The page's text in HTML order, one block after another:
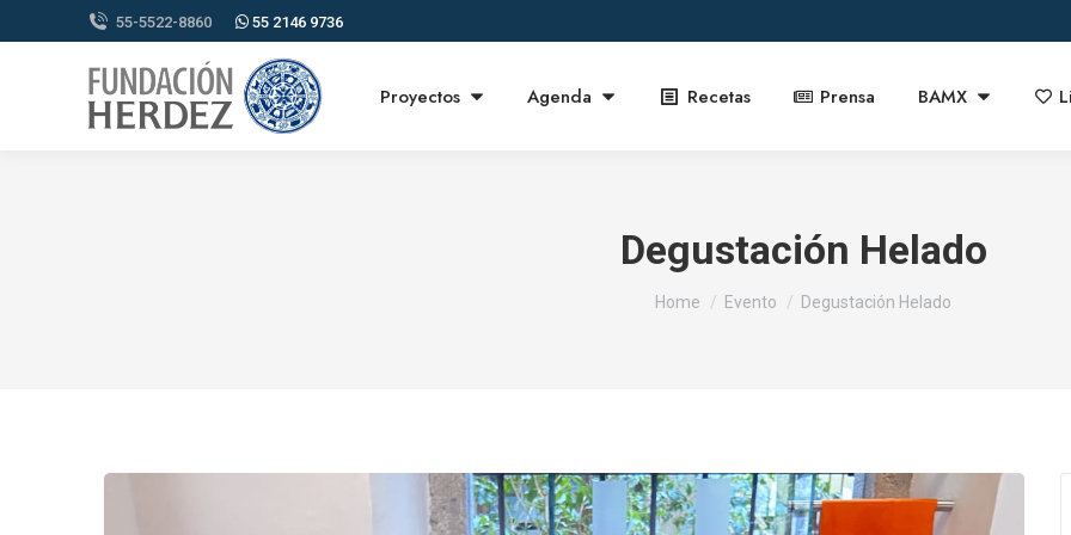
55-5522-8860 55 2146 9736
Proyectos Agenda Recetas Prensa BAMX
Degustación Helado
You are here:
Home Evento Degustación Helado